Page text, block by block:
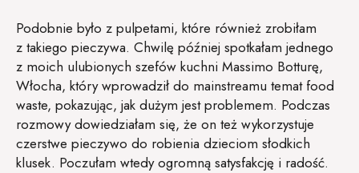
Podobnie było z pulpetami, które również zrobiłam
z takiego pieczywa. Chwilę później spotkałam jednego
z moich ulubionych szefów kuchni Massimo Botturę,
Włocha, który wprowadził do mainstreamu temat food
waste, pokazując, jak dużym jest problemem. Podczas
rozmowy dowiedziałam się, że on też wykorzystuje
czerstwe pieczywo do robienia dzieciom słodkich
klusek. Poczułam wtedy ogromną satysfakcję i radość.